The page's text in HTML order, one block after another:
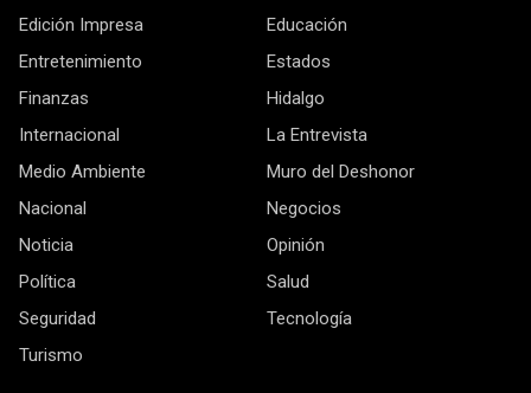
Edición Impresa
Educación
Entretenimiento
Estados
Finanzas
Hidalgo
Internacional
La Entrevista
Medio Ambiente
Muro del Deshonor
Nacional
Negocios
Noticia
Opinión
Política
Salud
Seguridad
Tecnología
Turismo